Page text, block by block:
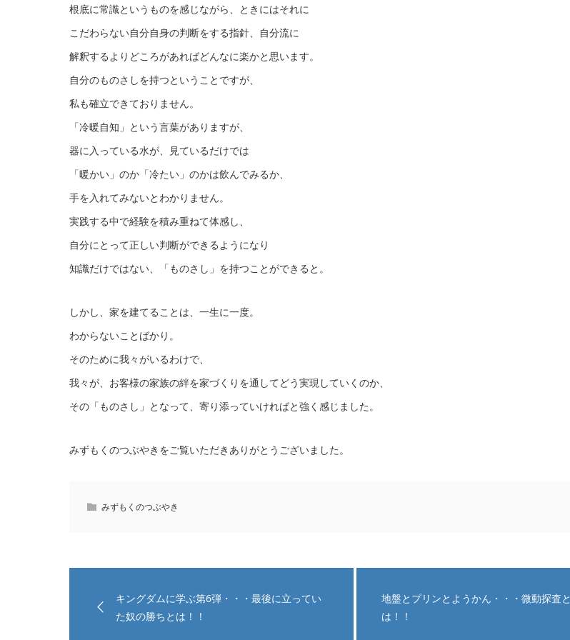
根底に常識というものを感じながら、ときにはそれに
こだわらない自分自身の判断をする指針、自分流に
解釈するよりどころがあればどんなに楽かと思います。
自分のものさしを持つということですが、
私も確立できておりません。
「冷暖自知」という言葉がありますが、
器に入っている水が、見ているだけでは
「暖かい」のか「冷たい」のかは飲んでみるか、
手を入れてみないとわかりません。
実践する中で経験を積み重ねて体感し、
自分にとって正しい判断ができるようになり
知識だけではない、「ものさし」を持つことができると。
しかし、家を建てることは、一生に一度。
わからないことばかり。
そのために我々がいるわけで、
我々が、お客様の家族の絆を家づくりを通してどう実現していくのか、
その「ものさし」となって、寄り添っていければと強く感じました。
みずもくのつぶやきをご覧いただきありがとうございました。
みずもくのつぶやき
キングダムに学ぶ第6弾・・・最後に立ってい
た奴の勝ちとは！！
地盤とプリンとようかん・・・微動探査と
は！！